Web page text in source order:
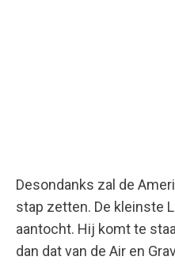
Desondanks zal de
stap zetten. De kleinste
aantocht. Hij komt te
dan dat van de Air en